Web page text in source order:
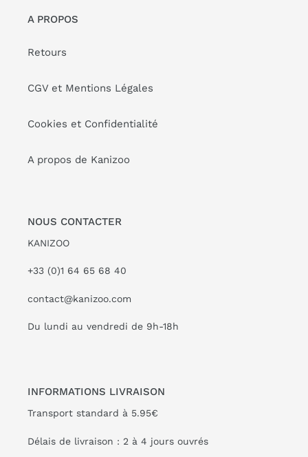
A PROPOS
Retours
CGV et Mentions Légales
Cookies et Confidentialité
A propos de Kanizoo
NOUS CONTACTER
KANIZOO
+33 (0)1 64 65 68 40
contact@kanizoo.com
Du lundi au vendredi de 9h-18h
INFORMATIONS LIVRAISON
Transport standard à 5.95€
Délais de livraison : 2 à 4 jours ouvrés